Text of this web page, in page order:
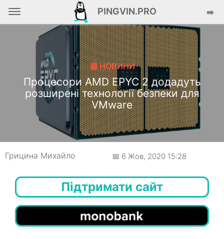
PINGVIN.PRO ➡️
📰 НОВИНИ
Процесори AMD EPYC 2 додадуть
розширені технології безпеки для
VMware
Грицина Михайло 📅 6 Жов, 2020 15:28
Підтримати сайт